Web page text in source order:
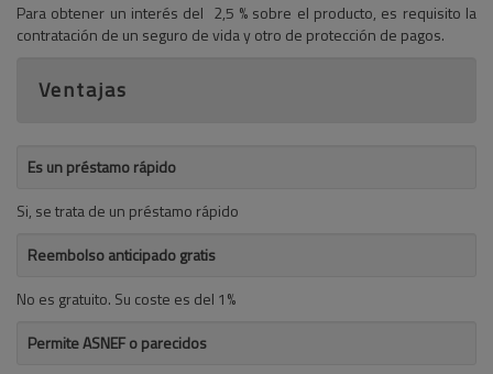
Para obtener un interés del 2,5 % sobre el producto, es requisito la
contratación de un seguro de vida y otro de protección de pagos.
Ventajas
Es un préstamo rápido
Si, se trata de un préstamo rápido
Reembolso anticipado gratis
No es gratuito. Su coste es del 1%
Permite ASNEF o parecidos